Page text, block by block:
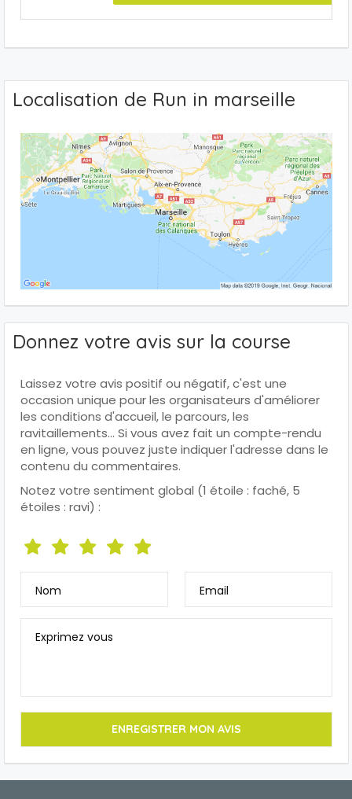
Localisation de Run in marseille
Donnez votre avis sur la course
Laissez votre avis positif ou négatif, c'est une
occasion unique pour les organisateurs d'améliorer
les conditions d'accueil, le parcours, les
ravitaillements... Si vous avez fait un compte-rendu
en ligne, vous pouvez juste indiquer l'adresse dans le
contenu du commentaires.
Notez votre sentiment global (1 étoile : faché, 5
étoiles : ravi) :
Nom Email
Exprimez vous